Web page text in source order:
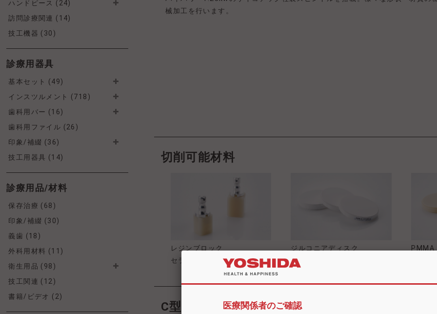
ハンドピース (24)
訪問診療関連 (14)
技工機器 (30)
診療用器具
基本セット (49)
インスツルメント (718)
歯科用バー (16)
歯科用ファイル (26)
印象/補綴 (36)
技工用器具 (14)
診療用品/材料
保存治療 (68)
印象/補綴 (30)
義歯 (18)
外科用材料 (11)
衛生用品 (98)
技工関連 (12)
書籍/ビデオ (2)
械加工を行います。
切削可能材料
レジンブロック
セラミックブロック
ジルコニアディスク PMMA
C型クランプの採用により垂直アプローチが可能
医療関係者のご確認